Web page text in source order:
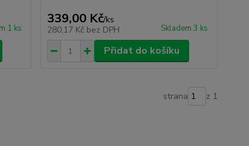
1 ks
339,00 Kč/ks
280,17 Kč bez DPH Skladem 3 ks
Přidat do košíku
strana z 1